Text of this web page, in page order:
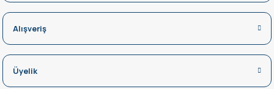
Alışveriş
Üyelik